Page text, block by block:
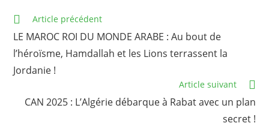
Read
articles
Article précédent
LE MAROC ROI DU MONDE ARABE : Au bout de
l’héroïsme, Hamdallah et les Lions terrassent la
Jordanie !
Article suivant
CAN 2025 : L’Algérie débarque à Rabat avec un plan
secret !